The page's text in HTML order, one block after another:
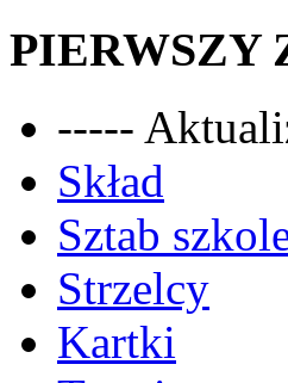
PIERWSZY
-----
Skład
Sztab
Strzelcy
Kartki